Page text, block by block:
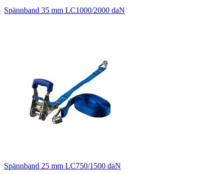
Spännband 35 mm LC1000/2000 daN
Spännband 25 mm LC750/1500 daN